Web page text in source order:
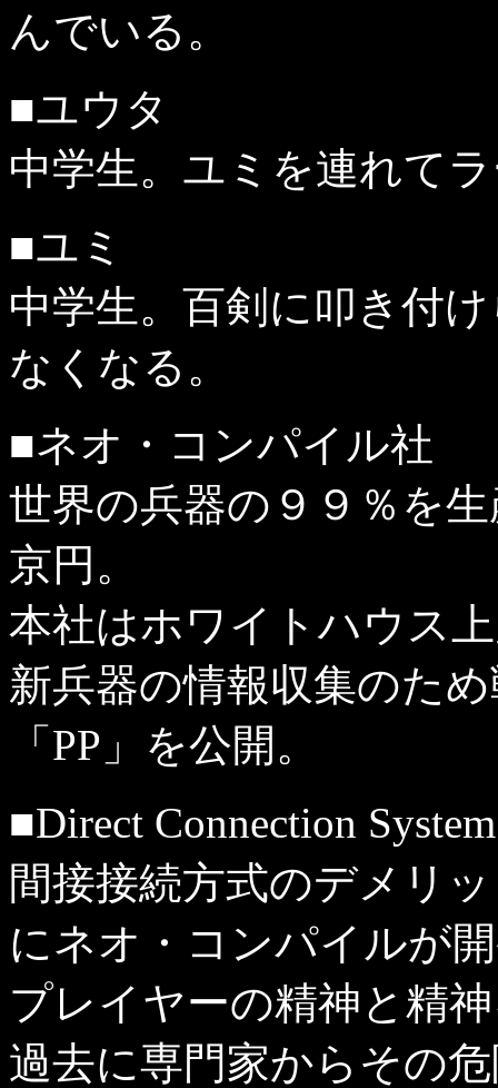
んでいる。
■ユウタ
中学生。ユミを連れて
■ユミ
中学生。百剣に叩き付
なくなる。
■ネオ・コンパイル社
世界の兵器の９９％を
京円。
本社はホワイトハウス
新兵器の情報収集のた
「PP」を公開。
■Direct Connection
間接接続方式のデメリ
にネオ・コンパイルが
プレイヤーの精神と精
過去に専門家からその